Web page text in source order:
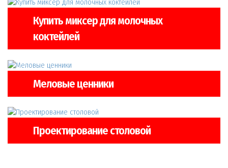
Купить миксер для молочных
коктейлей
Меловые ценники
Проектирование столовой